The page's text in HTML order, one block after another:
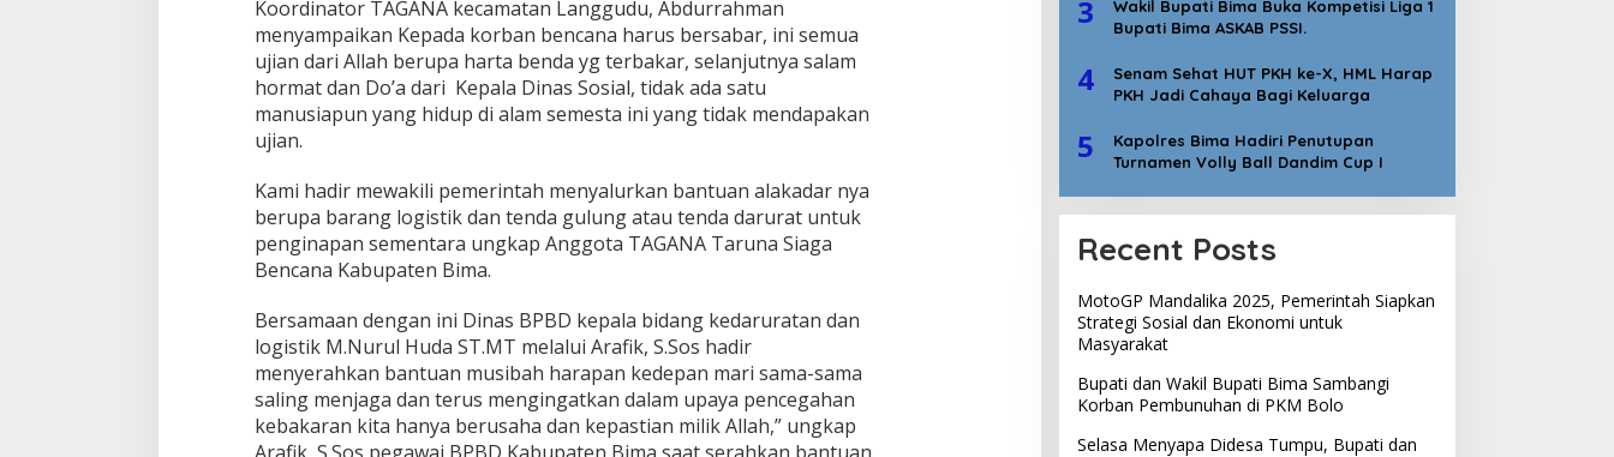
Koordinator TAGANA kecamatan Langgudu, Abdurrahman
menyampaikan Kepada korban bencana harus bersabar, ini semua
ujian dari Allah berupa harta benda yg terbakar, selanjutnya salam
hormat dan Do’a dari Kepala Dinas Sosial, tidak ada satu
manusiapun yang hidup di alam semesta ini yang tidak mendapakan
ujian.
Kami hadir mewakili pemerintah menyalurkan bantuan alakadar nya
berupa barang logistik dan tenda gulung atau tenda darurat untuk
penginapan sementara ungkap Anggota TAGANA Taruna Siaga
Bencana Kabupaten Bima.
Bersamaan dengan ini Dinas BPBD kepala bidang kedaruratan dan
logistik M.Nurul Huda ST.MT melalui Arafik, S.Sos hadir
menyerahkan bantuan musibah harapan kedepan mari sama-sama
saling menjaga dan terus mengingatkan dalam upaya pencegahan
kebakaran kita hanya berusaha dan kepastian milik Allah,” ungkap
3
Wakil Bupati Bima Buka Kompetisi Liga 1
Bupati Bima ASKAB PSSI.
4
Senam Sehat HUT PKH ke-X, HML Harap
PKH Jadi Cahaya Bagi Keluarga
5
Kapolres Bima Hadiri Penutupan
Turnamen Volly Ball Dandim Cup I
Recent Posts
MotoGP Mandalika 2025, Pemerintah Siapkan
Strategi Sosial dan Ekonomi untuk
Masyarakat
Bupati dan Wakil Bupati Bima Sambangi
Korban Pembunuhan di PKM Bolo
Selasa Menyapa Didesa Tumpu, Bupati dan